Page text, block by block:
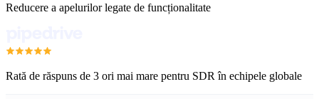
Reducere a apelurilor legate de funcționalitate
Rată de răspuns de 3 ori mai mare pentru SDR în echipele globale